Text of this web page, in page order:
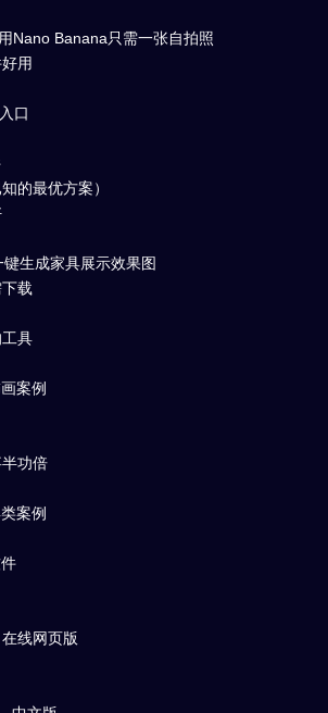
Nano Banana只需一张自拍照
用
口
的最优方案）
生成家具展示效果图
载
具
案例
功倍
案例
线网页版